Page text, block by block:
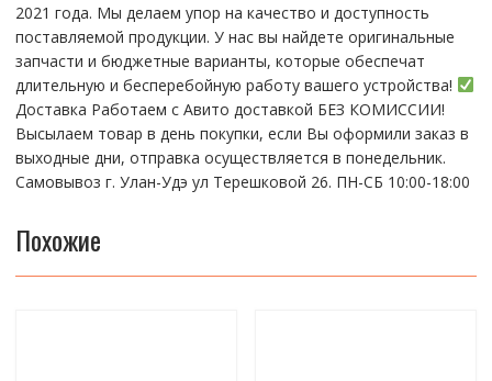
2021 года. Мы делаем упор на качество и доступность
поставляемой продукции. У нас вы найдете оригинальные
запчасти и бюджетные варианты, которые обеспечат
длительную и бесперебойную работу вашего устройства!
Доставка Работаем с Авито доставкой БЕЗ КОМИССИИ!
Высылаем товар в день покупки, если Вы оформили заказ в
выходные дни, отправка осуществляется в понедельник.
Самовывоз г. Улан-Удэ ул Терешковой 26. ПН-СБ 10:00-18:00
Похожие